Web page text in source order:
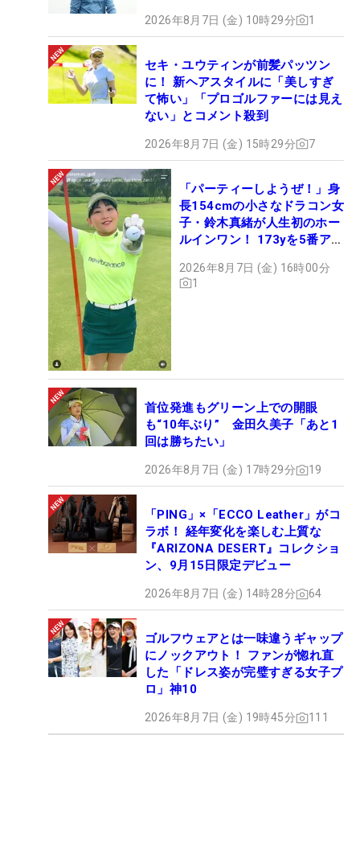
2026年8月7日 (金) 10時29分 1
セキ・ユウティンが前髪パッツン
に！ 新ヘアスタイルに「美しすぎ
て怖い」「プロゴルファーには見え
ない」とコメント殺到
2026年8月7日 (金) 15時29分 7
「パーティーしようぜ！」身
長154cmの小さなドラコン女
子・鈴木真緒が人生初のホー
ルインワン！ 173yを5番アイ
2026年8月7日 (金) 16時00分
1
首位発進もグリーン上での開眼
も“10年ぶり” 金田久美子「あと1
回は勝ちたい」
2026年8月7日 (金) 17時29分 19
「PING」×「ECCO Leather」がコ
ラボ！ 経年変化を楽しむ上質な
『ARIZONA DESERT』コレクショ
ン、9月15日限定デビュー
2026年8月7日 (金) 14時28分 64
ゴルフウェアとは一味違うギャップ
にノックアウト！ ファンが惚れ直
した「ドレス姿が完璧すぎる女子プ
ロ」神10
2026年8月7日 (金) 19時45分 111